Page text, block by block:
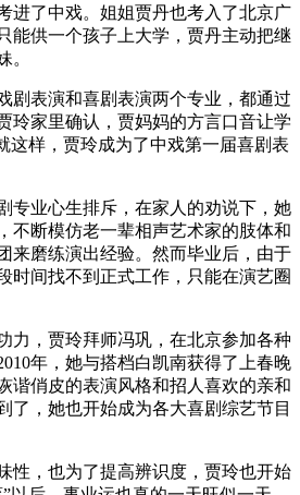
进了中戏。姐姐贾丹也考入了北京广
能供一个孩子上大学，贾丹主动把继
。
剧表演和喜剧表演两个专业，都通过
玲家里确认，贾妈妈的方言口音让学
这样，贾玲成为了中戏第一届喜剧表
专业心生排斥，在家人的劝说下，她
不断模仿老一辈相声艺术家的肢体和
来磨练演出经验。然而毕业后，由于
时间找不到正式工作，只能在演艺圈
力，贾玲拜师冯巩，在北京参加各种
年，她与搭档白凯南获得了上春晚
谐俏皮的表演风格和招人喜欢的亲和
了，她也开始成为各大喜剧综艺节目
性，也为了提高辨识度，贾玲也开始